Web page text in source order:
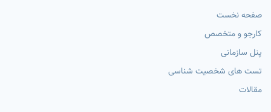
صفحه نخست
کارجو و متخصص
پنل سازمانی
تست های شخصیت شناسی
مقالات